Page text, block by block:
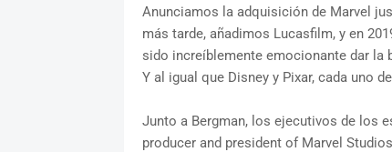
Anunciamos la adquisición de Marvel
más tarde, añadimos Lucasfilm, y en
sido increíblemente emocionante dar la
Y al igual que Disney y Pixar, cada uno
Junto a Bergman, los ejecutivos de los
producer and president of Marvel